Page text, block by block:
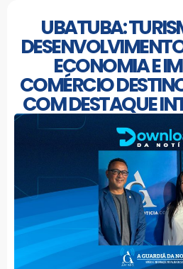
UBATUBA:
ECONOMIA E
COMÉRCIO
COM DESTAQUE